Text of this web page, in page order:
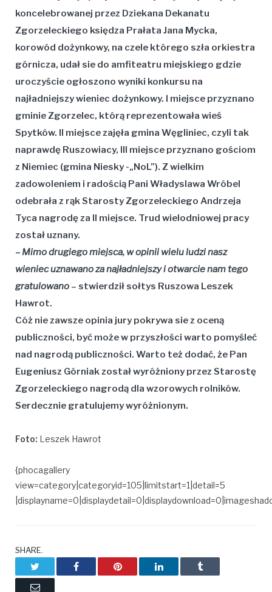
koncelebrowanej przez Dziekana Dekanatu
Zgorzeleckiego księdza Prałata Jana Mycka,
korowód dożynkowy, na czele którego szła orkiestra
górnicza, udał sie do amfiteatru miejskiego gdzie
uroczyście ogłoszono wyniki konkursu na
najładniejszy wieniec dożynkowy. I miejsce przyznano
gminie Zgorzelec, którą reprezentowała wieś
Spytków. II miejsce zajęła gmina Węgliniec, czyli tak
naprawdę Ruszowiacy, III miejsce przyznano gościom
z Niemiec (gmina Niesky -„NoL”). Z wielkim
zadowoleniem i radością Pani Władyslawa Wróbel
odebrała z rąk Starosty Zgorzeleckiego Andrzeja
Tyca nagrodę za II miejsce. Trud wielodniowej pracy
został uznany.
– Mimo drugiego miejsca, w opinii wielu ludzi nasz
wieniec uznawano za najładniejszy i otwarcie nam tego
gratulowano – stwierdził sołtys Ruszowa Leszek
Hawrot.
Cóż nie zawsze opinia jury pokrywa sie z oceną
publiczności, być może w przyszłości warto pomyśleć
nad nagrodą publiczności. Warto też dodać, że Pan
Eugeniusz Górniakzostał wyróżniony przez Starostę
Zgorzeleckiego nagrodą dla wzorowych rolników.
Serdecznie gratulujemy wyróżnionym.
Foto: Leszek Hawrot
{phocagallery
view=category|categoryid=105|limitstart=1|detail=5
SHARE.
TwitterFacebookPinterestLinkedInTumblr
Email